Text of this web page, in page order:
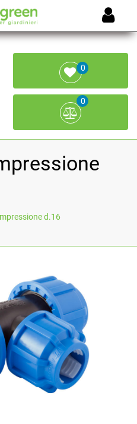
0
0
d.16